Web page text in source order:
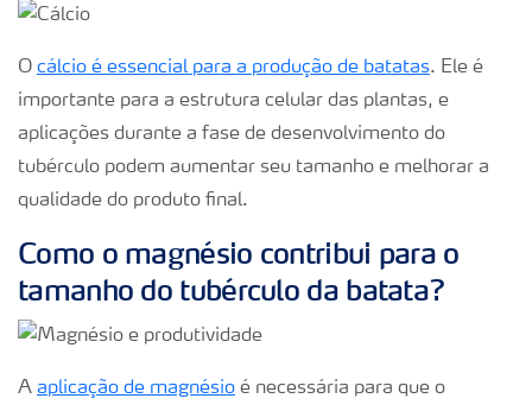
O cálcio é essencial para a produção de batatas. Ele é
importante para a estrutura celular das plantas, e
aplicações durante a fase de desenvolvimento do
tubérculo podem aumentar seu tamanho e melhorar a
qualidade do produto final.
Como o magnésio contribui para o
tamanho do tubérculo da batata?
A aplicação de magnésio é necessária para que o